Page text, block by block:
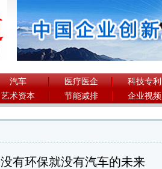
汽车 医疗医企 科技专利
艺术资本 节能减排 企业视频
没有环保就没有汽车的未来